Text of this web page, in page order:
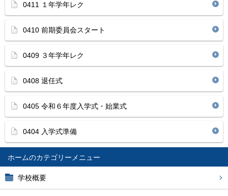
ホーム
学校概要
0411 １年学年レク
0410 前期委員会スタート
0409 ３年学年レク
0408 退任式
0405 令和６年度入学式・始業式
0404 入学式準備